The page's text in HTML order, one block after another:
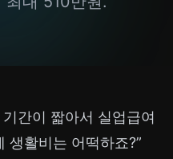
간이 짧아서 실업급여
생활비는 어떡하죠?”